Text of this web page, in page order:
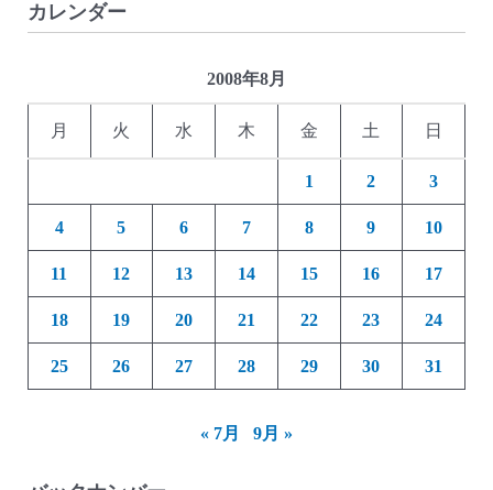
カレンダー
2008年8月
月 火 水 木 金 土 日
1 2 3
4 5 6 7 8 9 10
11 12 13 14 15 16 17
18 19 20 21 22 23 24
25 26 27 28 29 30 31
« 7月 9月 »